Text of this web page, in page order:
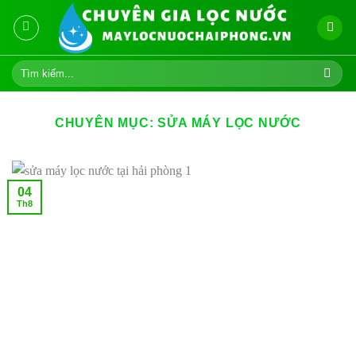
Tìm
kiếm:
CHUYÊN MỤC:SỬA MÁY LỌC NƯỚC
04
Th8